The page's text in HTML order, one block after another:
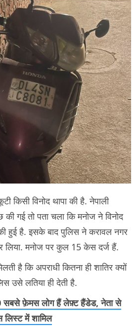
किसी विनोद थापा की है. नेपाली
की गई तो पता चला कि मनोज ने विनोद
हुई है. इसके बाद पुलिस ने करावल नगर
लिया. मनोज पर कुल 15 केस दर्ज हैं.
है कि अपराधी कितना ही शातिर क्यों
उसे लतिया ही देती है.
सबसे फ़ेमस लोग हैं लेफ़्ट हैंडेड, नेता से
में शामिल